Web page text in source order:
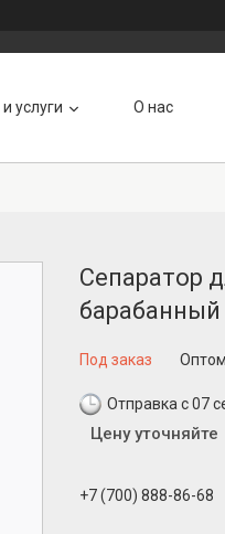
услуги О нас
Сепаратор
Под заказ
Отправка с 07
Цену уточняйте
+7 (700) 888-86-68